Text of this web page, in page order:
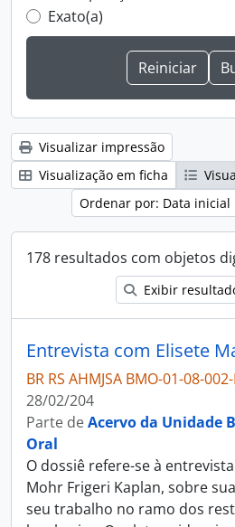
Exato(a)
Visualizar impressão
Visualização em ficha
Ordenar por: Data inicial
178 resultados com objetos
Exibir
BR RS AHMJSA BMO-01-08-
28/02/204
Parte deAcervo da Unidade
Oral
O dossiê refere-se à
Mohr Frigeri Kaplan, sobre
seu trabalho no ramo dos